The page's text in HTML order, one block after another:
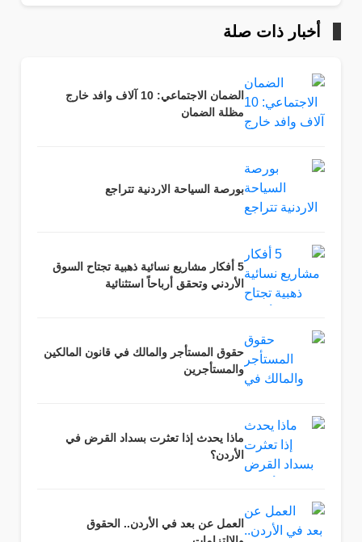
أخبار ذات صلة
الضمان الاجتماعي: 10 آلاف وافد خارج
مظلة الضمان
بورصة السياحة الاردنية تتراجع
5 أفكار مشاريع نسائية ذهبية تجتاح السوق
الأردني وتحقق أرباحاً استثنائية
حقوق المستأجر والمالك في قانون المالكين
والمستأجرين
ماذا يحدث إذا تعثرت بسداد القرض في
الأردن؟
العمل عن بعد في الأردن.. الحقوق